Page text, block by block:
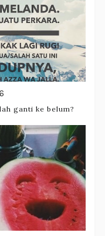
ganti ke belum?